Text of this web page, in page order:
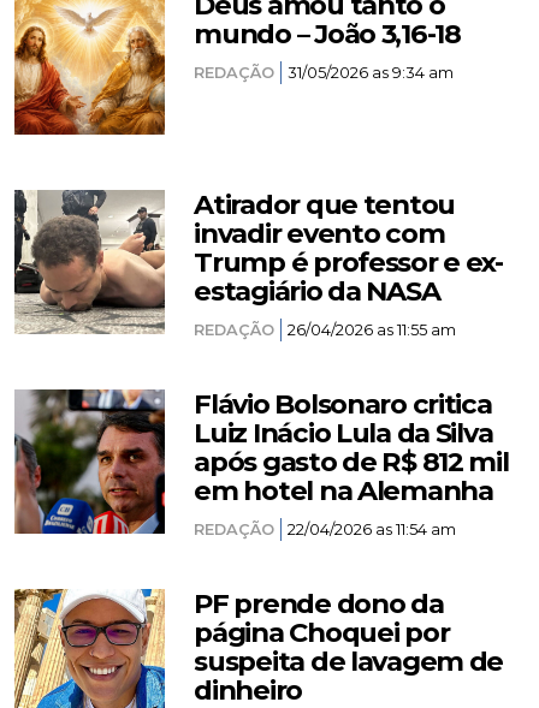
mundo – João 3,16-18
REDAÇÃO 31/05/2026 as 9:34 am
Atirador que tentou
invadir evento com
Trump é professor e ex-
estagiário da NASA
REDAÇÃO 26/04/2026 as 11:55 am
Flávio Bolsonaro critica
Luiz Inácio Lula da Silva
após gasto de R$ 812 mil
em hotel na Alemanha
REDAÇÃO 22/04/2026 as 11:54 am
PF prende dono da
página Choquei por
suspeita de lavagem de
dinheiro